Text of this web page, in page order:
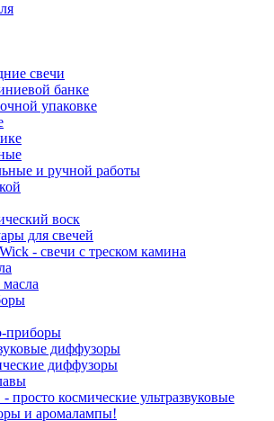
свечи
банке
упаковке
и ручной работы
воск
для свечей
приборы
диффузоры
диффузоры